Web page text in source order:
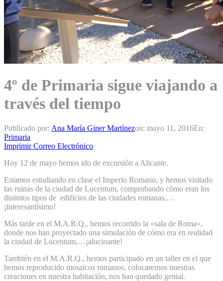
4º de Primaria sigue viajando a
través del tiempo
Publicado por: Ana María Giner Martínezon: mayo 11, 2016En:
Primaria
Imprimir Correo Electrónico
Hoy 12 de mayo hemos ido de excursión a Alicante.
Estamos estudiando en clase el Imperio Romano, y hemos visitado
las ruinas de la ciudad de Lucentum, comprobando cómo eran los
distintos tipos de edificios de las ciudades romanas,…
¡interesantísimo!
Más tarde en el M.A.R.Q., hemos recorrido la «sala de Roma»,
donde nos han proyectado una simulación de cómo era en realidad
la ciudad de Lucentum,…¡alucinante!
También en el M.A.R.Q., hemos participado en un taller en el que
hemos reproducido mosaicos romanos, colocaremos nuestras
creaciones en nuestra habitación, nos han quedado genial.